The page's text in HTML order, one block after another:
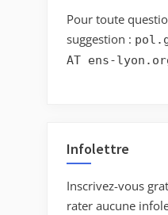
Pour toute
suggestion :
AT ens-
Infolettre
Inscrivez-vous
rater aucune